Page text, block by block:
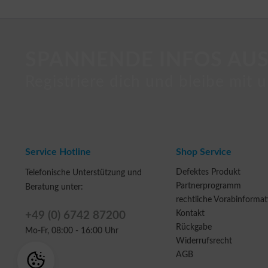
Service Hotline
Telefonische Unterstützung und
Beratung unter:
+49 (0) 6742 87200
Mo-Fr, 08:00 - 16:00 Uhr
Shop Service
Defektes Produkt
Partnerprogramm
rechtliche
Kontakt
Rückgabe
Widerrufsrecht
AGB